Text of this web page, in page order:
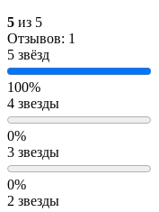
5 из 5
Отзывов: 1
5 звёзд
100%
4 звезды
0%
3 звезды
0%
2 звезды